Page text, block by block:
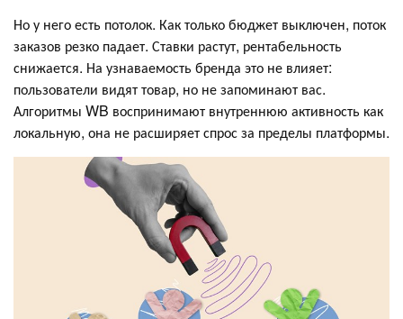
Но у него есть потолок. Как только бюджет выключен, поток
заказов резко падает. Ставки растут, рентабельность
снижается. На узнаваемость бренда это не влияет:
пользователи видят товар, но не запоминают вас.
Алгоритмы WB воспринимают внутреннюю активность как
локальную, она не расширяет спрос за пределы платформы.